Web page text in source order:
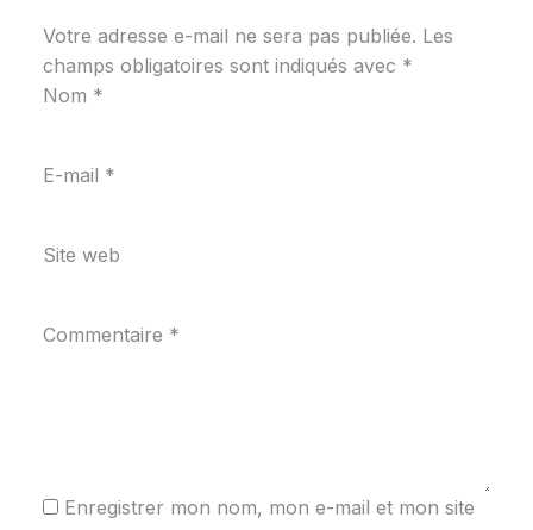
Votre adresse e-mail ne sera pas publiée. Les
champs obligatoires sont indiqués avec *
Nom *
E-mail *
Site web
Commentaire *
Enregistrer mon nom, mon e-mail et mon site